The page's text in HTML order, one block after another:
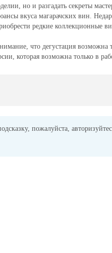
но и разгадать секреты
вкуса магарачских вин.
редкие коллекционные
что дегустация
которая возможна только в
пожалуйста,